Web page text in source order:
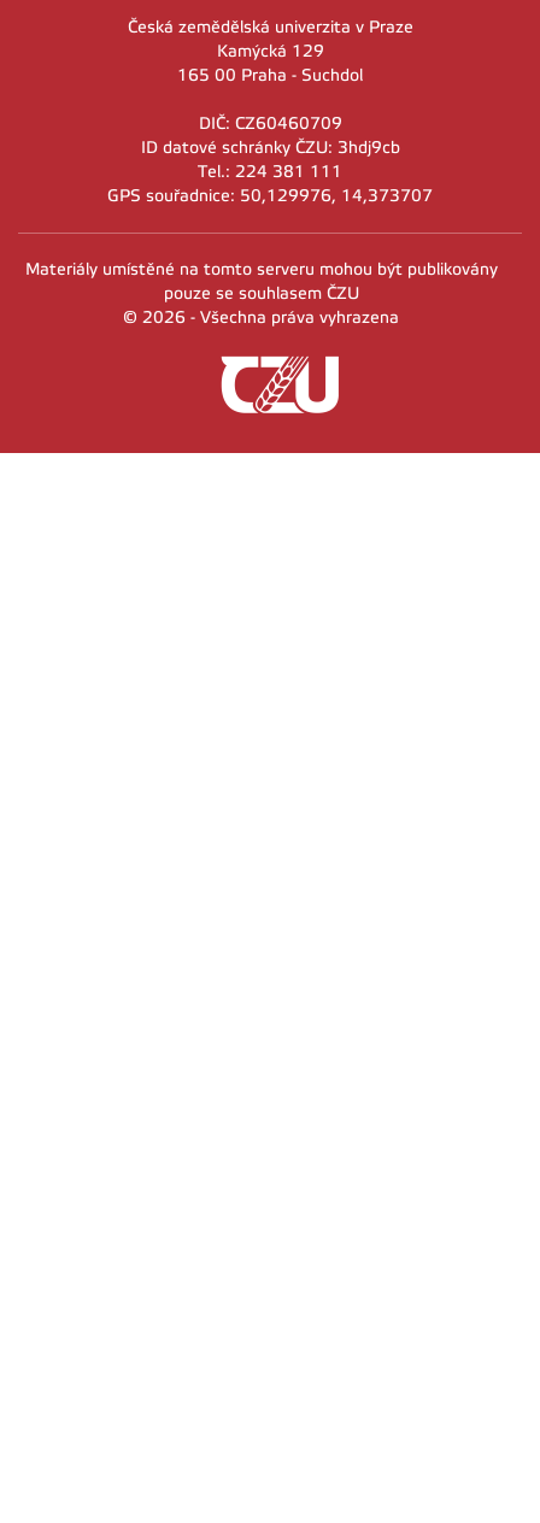
Česká zemědělská univerzita v Praze
Kamýcká 129
165 00 Praha - Suchdol
DIČ: CZ60460709
ID datové schránky ČZU: 3hdj9cb
Tel.: 224 381 111
GPS souřadnice: 50,129976, 14,373707
Materiály umístěné na tomto serveru mohou být publikovány
pouze se souhlasem ČZU
© 2026 - Všechna práva vyhrazena